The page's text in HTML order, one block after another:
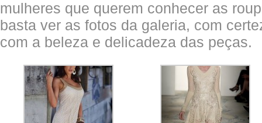
mulheres que querem conhecer as
basta ver as fotos da galeria, com
com a beleza e delicadeza das peças.